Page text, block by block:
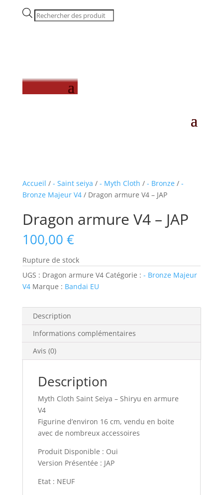
Recherche
de
Accueil / - Saint seiya / - Myth Cloth / - Bronze/ -
Bronze Majeur V4/ Dragon armure V4 – JAP
Dragon armure V4 – JAP
100,00 €
Rupture de stock
UGS : Dragon armure V4 Catégorie : - Bronze Majeur
V4 Marque : Bandai EU
Description
Informations complémentaires
Avis (0)
Description
Myth Cloth Saint Seiya – Shiryu en armure
V4
Figurine d’environ 16 cm, vendu en boite
avec de nombreux accessoires
Produit Disponible : Oui
Version Présentée : JAP
Etat : NEUF